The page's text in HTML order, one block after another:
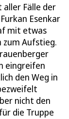
aller Fälle der
Esenkar
mit etwas
zum Aufstieg.
eingreifen
den Weg in
nicht den
die Truppe